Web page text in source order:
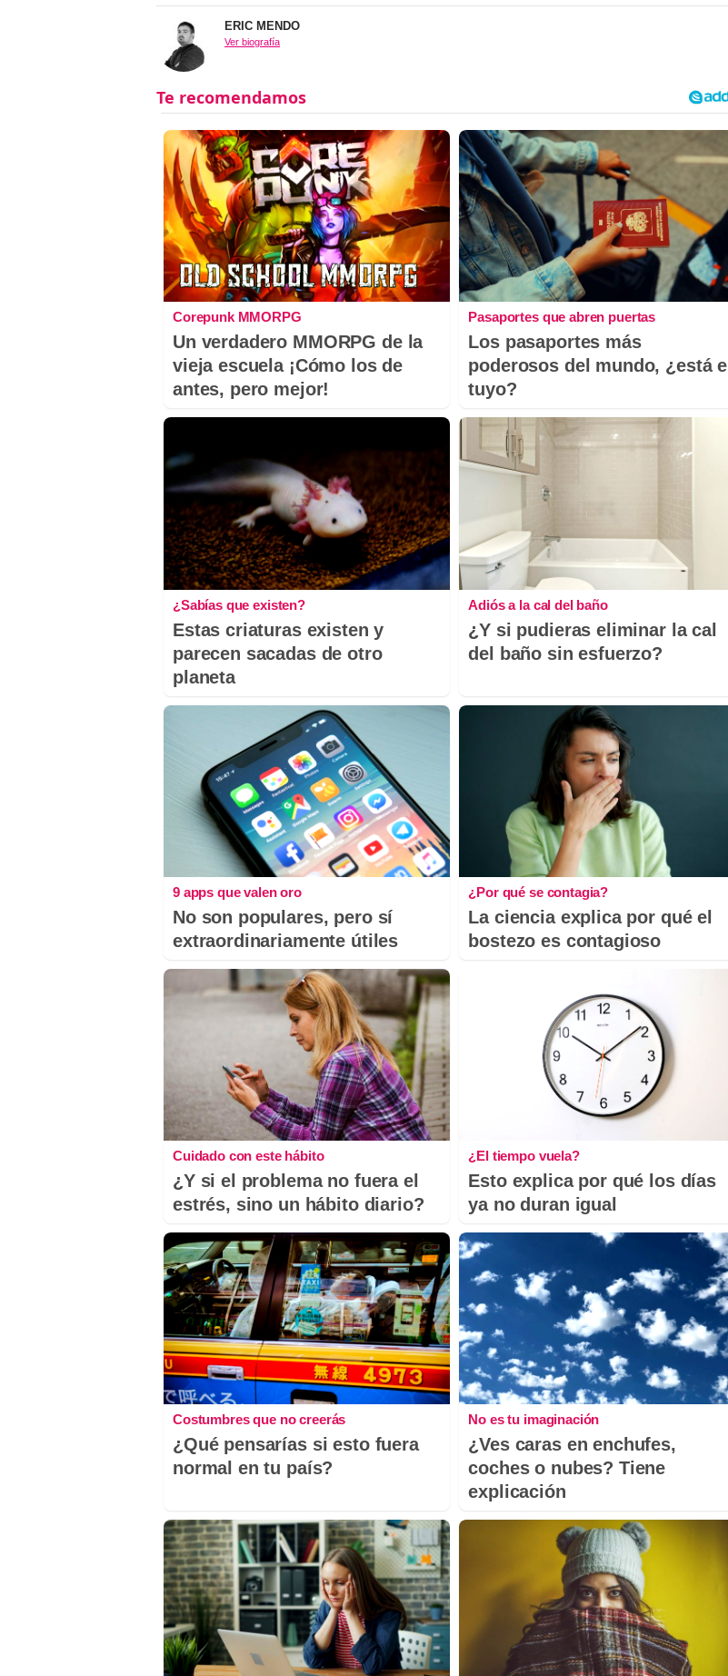
ERIC MENDO
Ver biografía
Corepunk MMORPG
Un verdadero MMORPG de la
vieja escuela ¡Cómo los de
antes, pero mejor!
Pasaportes que abren puertas
Los pasaportes más
poderosos del mundo, ¿está el
tuyo?
¿Sabías que existen?
Estas criaturas existen y
parecen sacadas de otro
planeta
Adiós a la cal del baño
¿Y si pudieras eliminar la cal
del baño sin esfuerzo?
9 apps que valen oro
No son populares, pero sí
extraordinariamente útiles
¿Por qué se contagia?
La ciencia explica por qué el
bostezo es contagioso
Cuidado con este hábito
¿Y si el problema no fuera el
estrés, sino un hábito diario?
¿El tiempo vuela?
Esto explica por qué los días
ya no duran igual
Costumbres que no creerás
¿Qué pensarías si esto fuera
normal en tu país?
No es tu imaginación
¿Ves caras en enchufes,
coches o nubes? Tiene
explicación